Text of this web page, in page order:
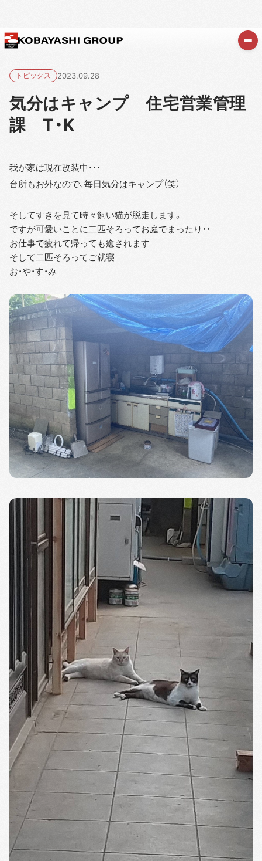
トピックス 2023.09.28
気分はキャンプ 住宅営業管理
課 T・K
我が家は現在改装中・・・
台所もお外なので、毎日気分はキャンプ（笑）
そしてすきを見て時々飼い猫が脱走します。
ですが可愛いことに二匹そろってお庭でまったり・・
お仕事で疲れて帰っても癒されます
そして二匹そろってご就寝
お・や・す・み